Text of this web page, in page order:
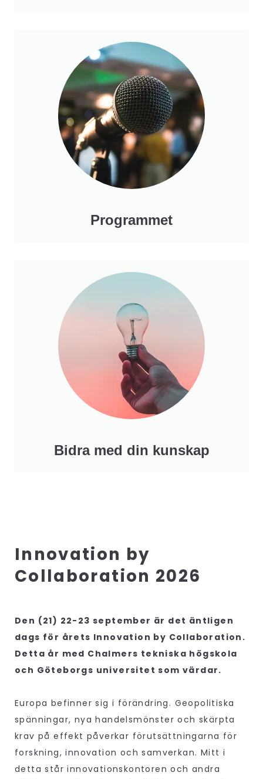
Programmet
Bidra med din kunskap
Innovation by
Collaboration 2026
Den (21) 22-23 september är det äntligen
dags för årets Innovation by Collaboration.
Detta år med Chalmers tekniska högskola
och Göteborgs universitet som värdar.
Europa befinner sig i förändring. Geopolitiska
spänningar, nya handelsmönster och skärpta
krav på effekt påverkar förutsättningarna för
forskning, innovation och samverkan. Mitt i
detta står innovationskontoren och andra